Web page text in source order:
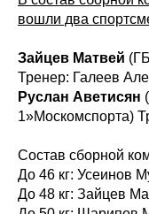
вошли два
Зайцев Матвей
Тренер: Галеев
Руслан Аветисян
1»Москомспорта)
Состав сборной
До 46 кг: Усеинов
До 48 кг: Зайцев